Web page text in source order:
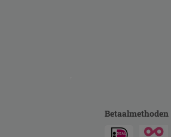
Betaalmethoden